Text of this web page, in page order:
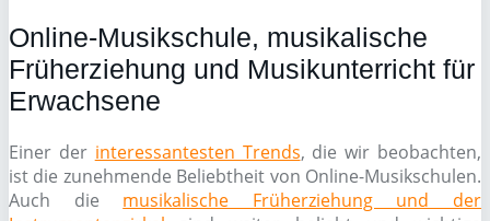
Online-Musikschule, musikalische
Früherziehung und Musikunterricht für
Erwachsene
Einer der interessantesten Trends, die wir beobachten,
ist die zunehmende Beliebtheit von Online-Musikschulen.
Auch die musikalische Früherziehung und der